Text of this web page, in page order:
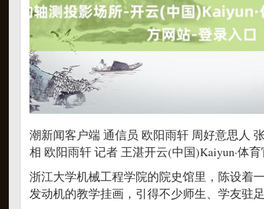
潮新闻客户端 通信员 欧阳雨轩 周好意思人
相 欧阳雨轩 记者 王湛开云(中国)Kaiyun·体
浙江大学机械工程学院的院史馆里，陈设
发动机的教学挂画，引得不少师生、学友驻